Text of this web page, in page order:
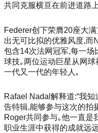
共同克服横亘在前进道路
Federer创下荣膺20座大
出无可比拟的优雅风度,而
包含14次法网冠军,每一
球技｡两位运动巨星从网
一代又一代的年轻人｡
Rafael Nadal解释道:“我
告特辑,能够参与这次的拍
Roger共同参与｡他一直是
职业生涯中获得的成就远